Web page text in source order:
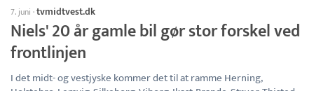
7. juni ·tvmidtvest.dk
Niels' 20 år gamle bil gør stor forskel ved
frontlinjen
I det midt- og vestjyske kommer det til at ramme Herning,